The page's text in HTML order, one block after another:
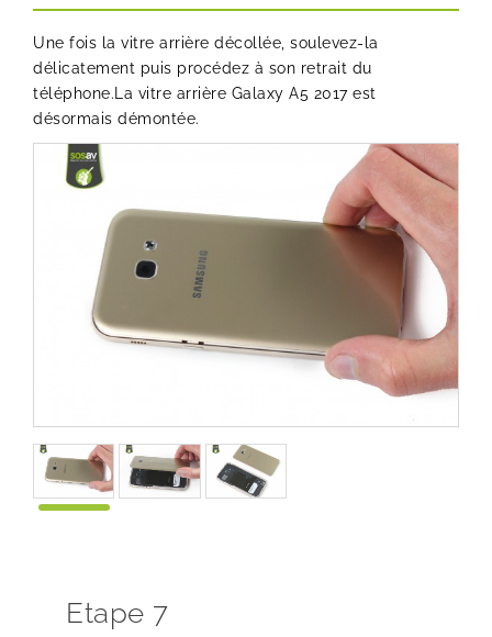
Une fois la vitre arrière décollée, soulevez-la
délicatement puis procédez à son retrait du
téléphone.La vitre arrière Galaxy A5 2017 est
désormais démontée.
Etape 7